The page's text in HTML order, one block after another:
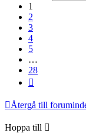
1
2
3
4
5
…
28
Återgå till
Hoppa till